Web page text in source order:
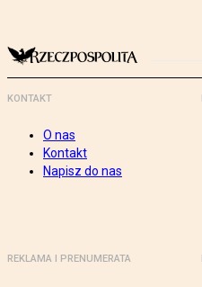
KONTAKT
O nas
Kontakt
Napisz do nas
REKLAMA I PRENUMERATA